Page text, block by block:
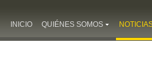
INICIO QUIÉNES SOMOS